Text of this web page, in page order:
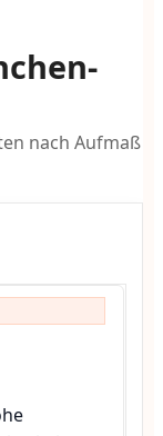
nach Aufmaß